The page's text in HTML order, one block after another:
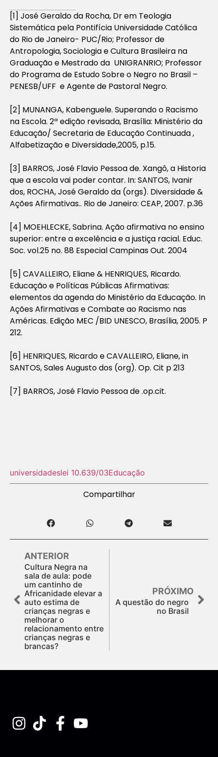
[1] José Geraldo da Rocha, Dr em Teologia
Sistemática pela Pontifícia Universidade Católica
do Rio de Janeiro- PUC/Rio; Professor de
Antropologia, Sociologia e Cultura Brasileira na
Graduação e Mestrado da UNIGRANRIO; Professor
do Programa de Estudo Sobre o Negro no Brasil –
PENESB/UFF e Agente de Pastoral Negro.
[2] MUNANGA, Kabenguele. Superando o Racismo
na Escola. 2ª edição revisada, Brasília: Ministério da
Educação/ Secretaria de Educação Continuada ,
Alfabetização e Diversidade,2005, p.15.
[3] BARROS, José Flavio Pessoa de. Xangô, a Historia
que a escola vai poder contar. In: SANTOS, Ivanir
dos, ROCHA, José Geraldo da (orgs). Diversidade &
Ações Afirmativas.. Rio de Janeiro: CEAP, 2007. p.36
[4] MOEHLECKE, Sabrina. Ação afirmativa no ensino
superior: entre a excelência e a justiça racial. Educ.
Soc. vol.25 no. 88 Especial Campinas Out. 2004
[5] CAVALLEIRO, Eliane& HENRIQUES, Ricardo.
Educação e Políticas Públicas Afirmativas:
elementos da agenda do Ministério da Educação. In
Ações Afirmativas e Combate ao Racismo nas
Américas. Edição MEC /BID UNESCO, Brasília, 2005. P
212.
[6] HENRIQUES, Ricardo e CAVALLEIRO, Eliane,in
SANTOS, Sales Augusto dos (org). Op. Cit p 213
[7] BARROS, José Flavio Pessoa de .op.cit.
universidadeslei 10.639/03Educação
Compartilhar
ANTERIOR
Cultura Negra na
sala de aula: pode
um cantinho de
Africanidade elevar a
auto estima de
crianças negras e
melhorar o
relacionamento entre
crianças negras e
brancas?
PRÓXIMO
A questão do negro
no Brasil